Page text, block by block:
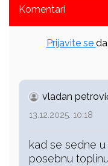
Komentari
Prijavite se
vladan
13.12.2025. 10:18
kad se sedne
posebnu